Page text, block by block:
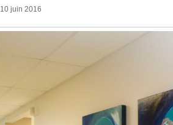
10 juin 2016